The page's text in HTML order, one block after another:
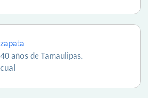
zapata
40 años de Tamaulipas.
cual